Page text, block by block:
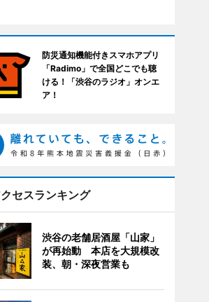
防災通知機能付きスマホアプリ
「Radimo」で全国どこでも聴
ける！「渋谷のラジオ」オンエ
ア！
セスランキング
渋谷の老舗居酒屋「山家」
が再始動 本店を大規模改
装、朝・深夜営業も